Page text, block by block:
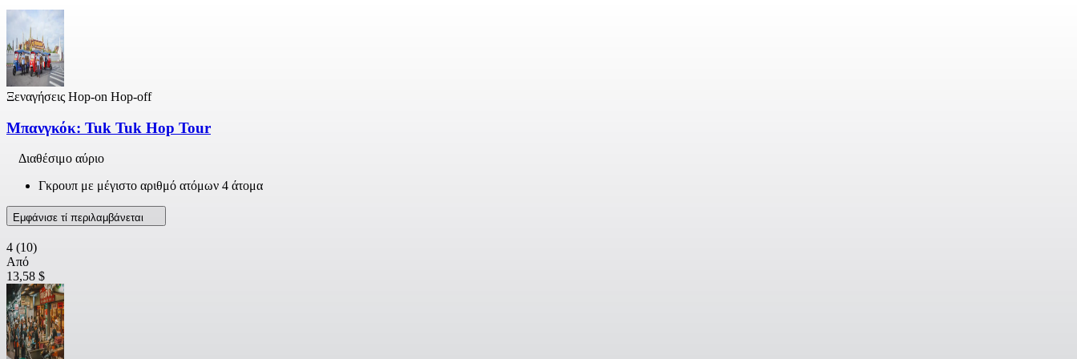
Ξεναγήσεις Hop-on Hop-off
Μπανγκόκ: Tuk Tuk Hop Tour
Διαθέσιμο αύριο
Γκρουπ με μέγιστο αριθμό ατόμων 4 άτομα
Εμφάνισε τί περιλαμβάνεται
4 (10)
Από
13,58 $